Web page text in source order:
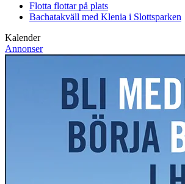
Flotta flottar på plats
Bachatakväll med Klenia i Slottsparken
Kalender
Annonser